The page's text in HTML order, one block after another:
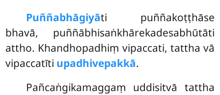
Puññabhāgiyāti puññakoṭṭhāse
bhavā, puññābhisaṅkhārekadesabhūtāti
attho. Khandhopadhiṃ vipaccati, tattha vā
vipaccatīti upadhivepakkā.
Pañcaṅgikamaggaṃ uddisitvā tattha